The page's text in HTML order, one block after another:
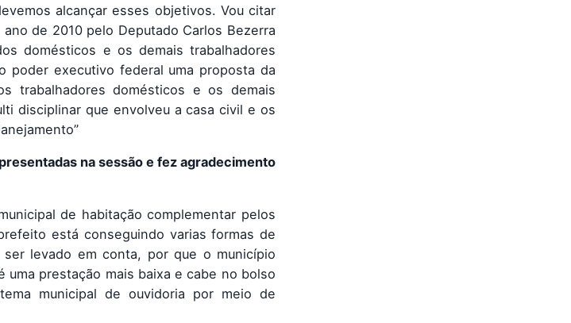
alcançar esses objetivos. Vou citar
de 2010 pelo Deputado Carlos Bezerra
domésticos e os demais trabalhadores
poder executivo federal uma proposta da
trabalhadores domésticos e os demais
disciplinar que envolveu a casa civil e os
na sessão e fez agradecimento
de habitação complementar pelos
está conseguindo varias formas de
levado em conta, por que o município
prestação mais baixa e cabe no bolso
municipal de ouvidoria por meio de